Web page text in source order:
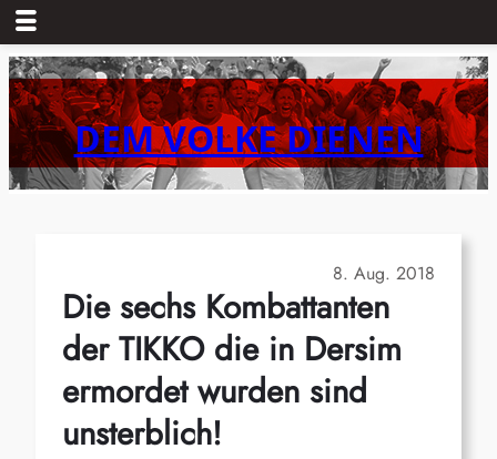
Zum
Inhalt
springenDEM VOLKE DIENEN
8. Aug. 2018
Die sechs Kombattanten
der TIKKO die in Dersim
ermordet wurden sind
unsterblich!